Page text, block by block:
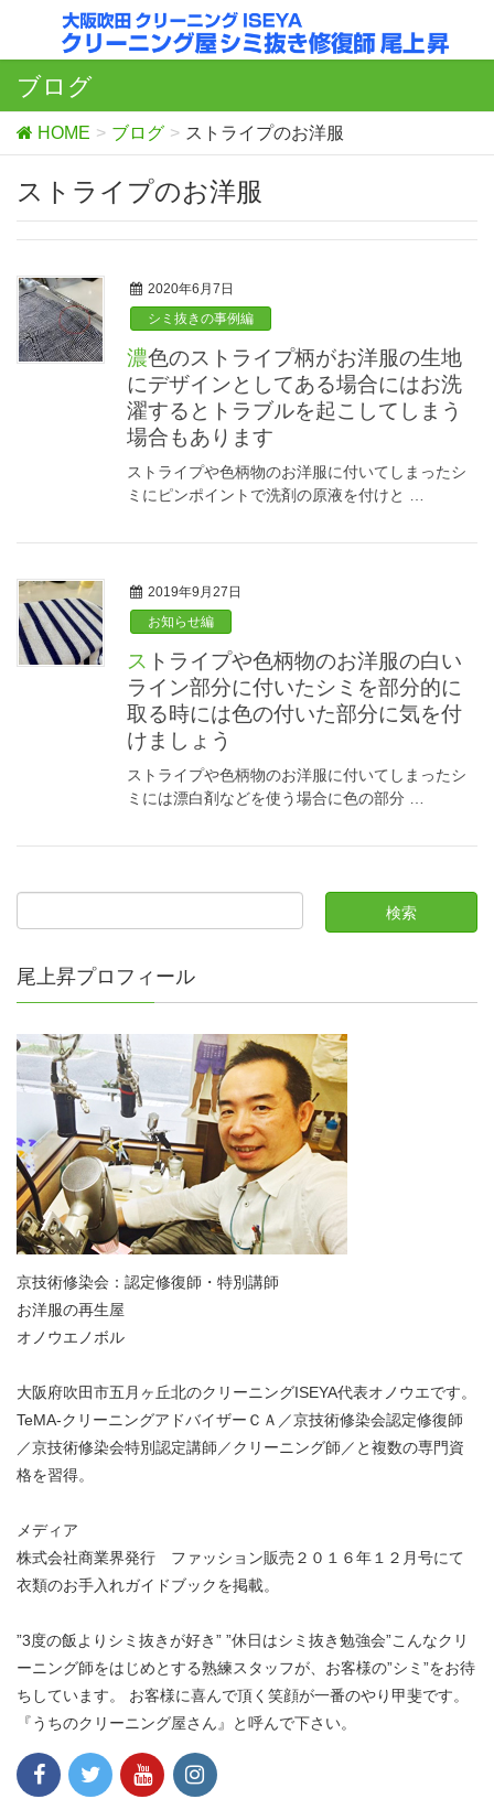
ブログ
HOME ブログ ストライプのお洋服
ストライプのお洋服
2020年6月7日
シミ抜きの事例編
濃色のストライプ柄がお洋服の生地
にデザインとしてある場合にはお洗
濯するとトラブルを起こしてしまう
場合もあります
ストライプや色柄物のお洋服に付いてしまったシ
ミにピンポイントで洗剤の原液を付けと …
2019年9月27日
お知らせ編
ストライプや色柄物のお洋服の白い
ライン部分に付いたシミを部分的に
取る時には色の付いた部分に気を付
けましょう
ストライプや色柄物のお洋服に付いてしまったシ
ミには漂白剤などを使う場合に色の部分 …
尾上昇プロフィール
京技術修染会：認定修復師・特別講師
お洋服の再生屋
オノウエノボル
大阪府吹田市五月ヶ丘北のクリーニングISEYA代表オノウエです。
TeMA-クリーニングアドバイザーＣＡ／京技術修染会認定修復師
／京技術修染会特別認定講師／クリーニング師／と複数の専門資
格を習得。
メディア
株式会社商業界発行 ファッション販売２０１６年１２月号にて
衣類のお手入れガイドブックを掲載。
”3度の飯よりシミ抜きが好き” ”休日はシミ抜き勉強会”こんなクリ
ーニング師をはじめとする熟練スタッフが、お客様の”シミ”をお待
ちしています。 お客様に喜んで頂く笑顔が一番のやり甲斐です。
『うちのクリーニング屋さん』と呼んで下さい。